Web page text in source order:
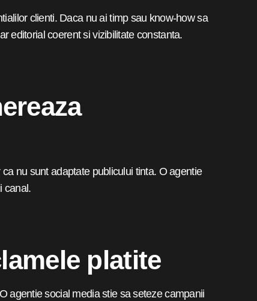
clienti. Daca nu ai timp sau know-how sa
editorial coerent si vizibilitate constanta.
nu sunt adaptate publicului tinta. O agentie
canal.
platite
agentie social media stie sa seteze campanii